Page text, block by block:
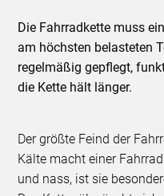
Die Fahrradkette muss
am höchsten belasteten
regelmäßig gepflegt,
die Kette hält länger.
Der größte Feind der
Kälte macht einer
und nass, ist sie